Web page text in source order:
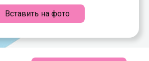
Вставить на фото